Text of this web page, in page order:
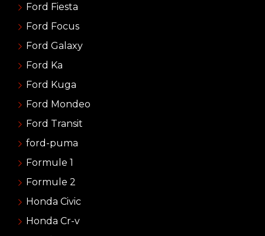
Ford Fiesta
Ford Focus
Ford Galaxy
Ford Ka
Ford Kuga
Ford Mondeo
Ford Transit
ford-puma
Formule 1
Formule 2
Honda Civic
Honda Cr-v